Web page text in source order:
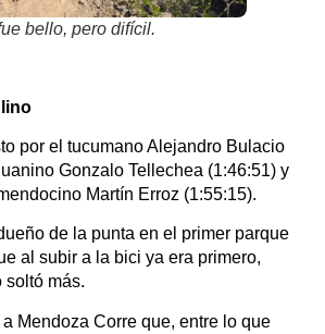
bello, pero difícil.
por el tucumano Alejandro Bulacio
Gonzalo Tellechea (1:46:51) y
Martín Erroz (1:55:15).
de la punta en el primer parque
al subir a la bici ya era primero,
soltó más.
Mendoza Corre que, entre lo que